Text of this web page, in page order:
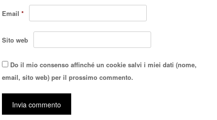
Email*
Sito web
Do il mio consenso affinché un cookie salvi i miei dati (nome,
email, sito web) per il prossimo commento.